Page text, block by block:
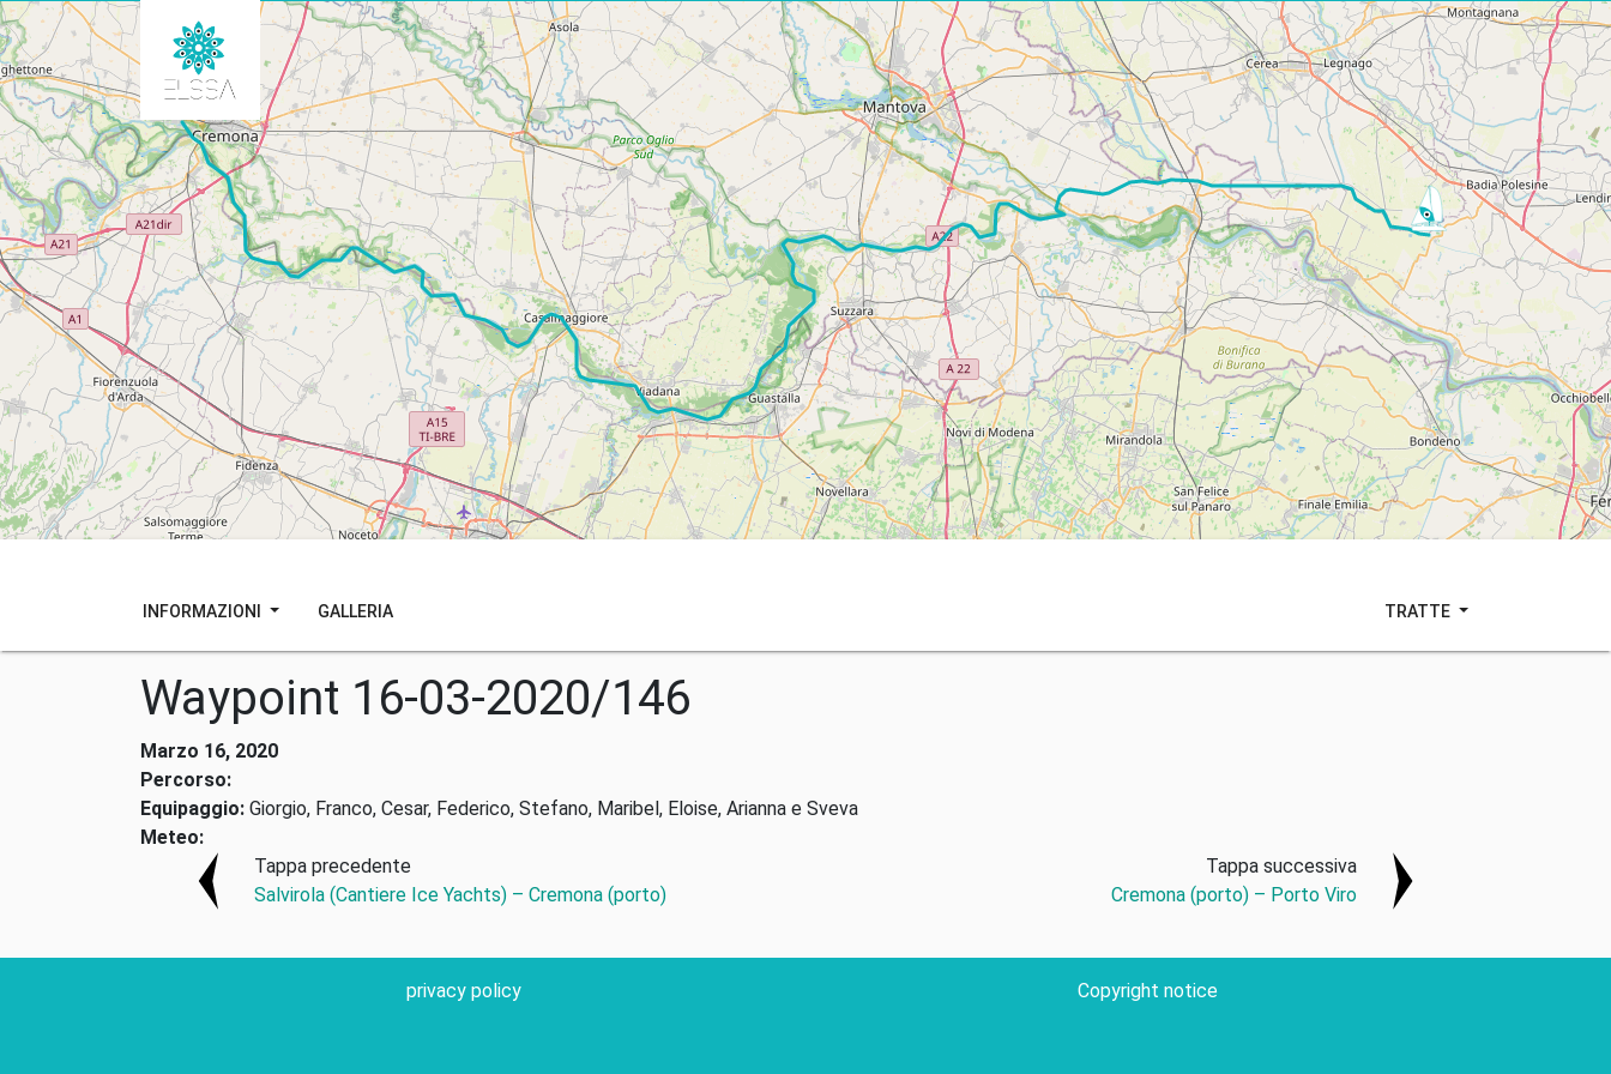
INFORMAZIONI GALLERIA TRATTE
Waypoint 16-03-2020/146
Marzo 16, 2020
Percorso:
Equipaggio: Giorgio, Franco, Cesar, Federico, Stefano, Maribel, Eloise, Arianna e Sveva
Meteo:
Tappa precedente
Salvirola (Cantiere Ice Yachts) – Cremona (porto)
Tappa successiva
Cremona (porto) – Porto Viro
privacy policy Copyright notice